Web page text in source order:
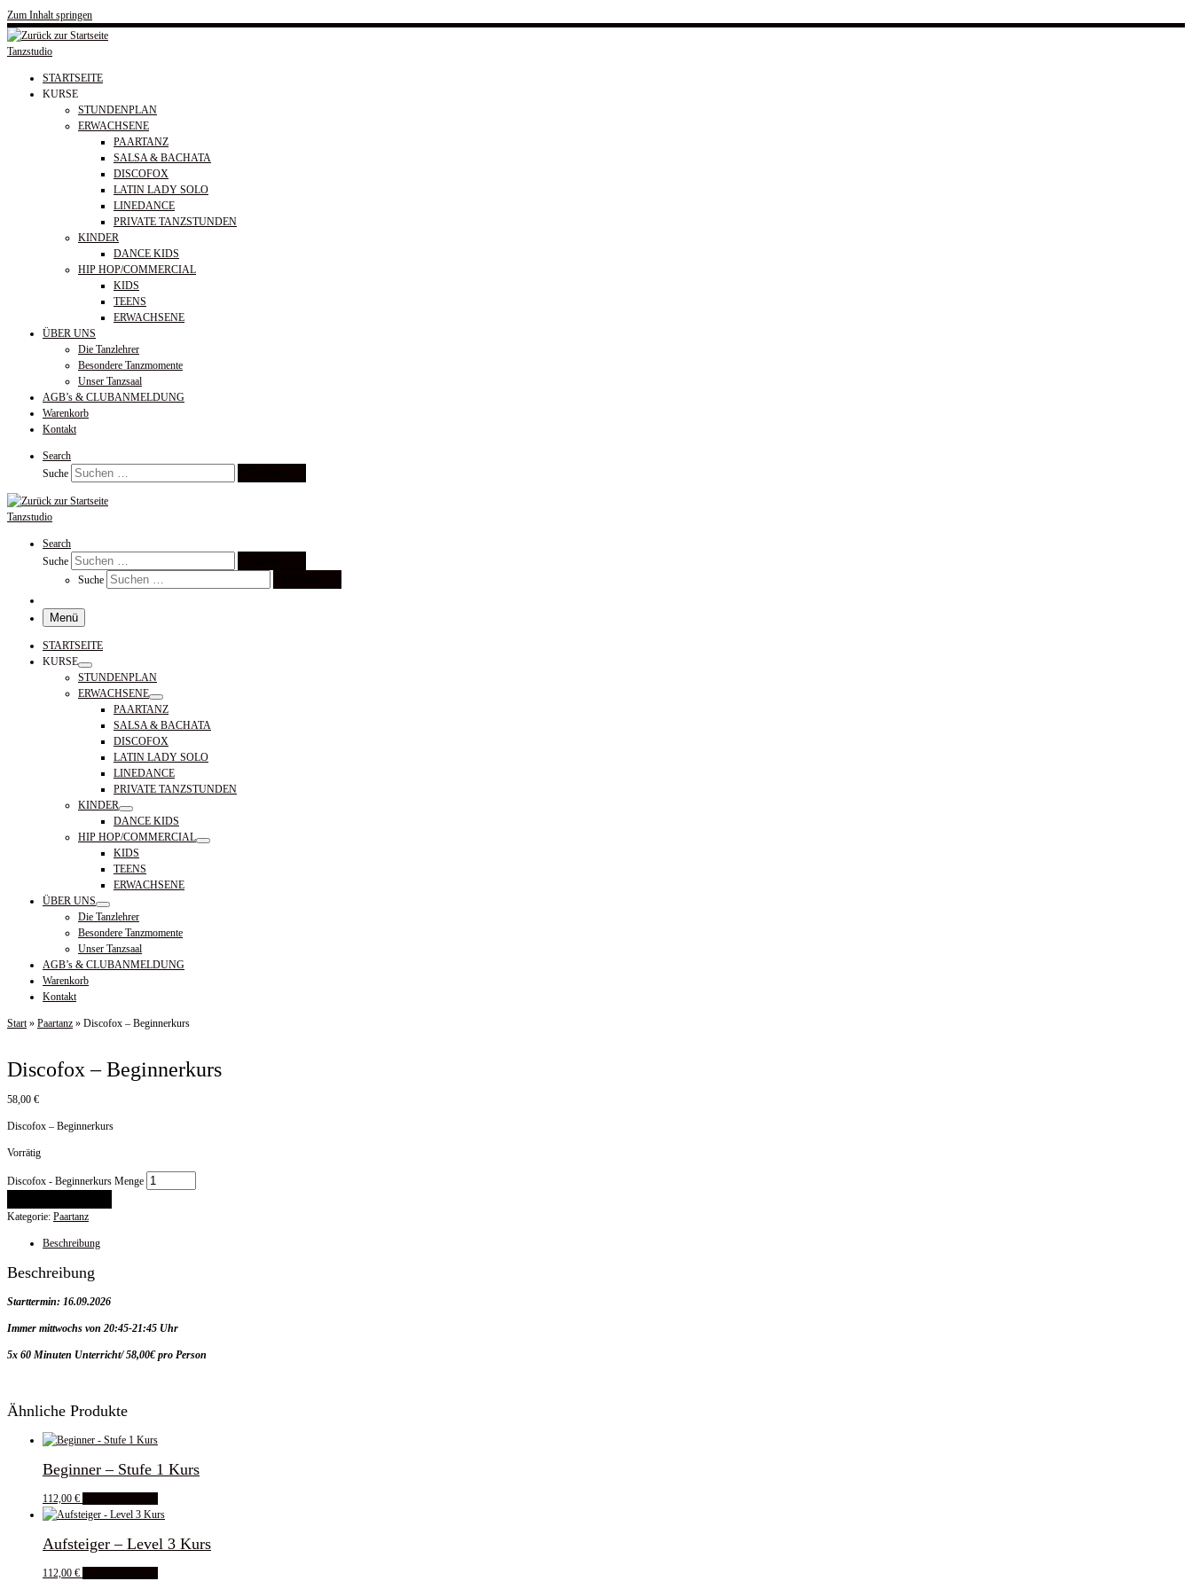
Zum Inhalt springen
Tanzstudio
STARTSEITE
KURSE
STUNDENPLAN
ERWACHSENE
PAARTANZ
SALSA & BACHATA
DISCOFOX
LATIN LADY SOLO
LINEDANCE
PRIVATE TANZSTUNDEN
KINDER
DANCE KIDS
HIP HOP/COMMERCIAL
KIDS
TEENS
ERWACHSENE
ÜBER UNS
Die Tanzlehrer
Besondere Tanzmomente
Unser Tanzsaal
AGB’s & CLUBANMELDUNG
Warenkorb
Kontakt
Search
Suche
Tanzstudio
Search
Suche
Suche
Menü
STARTSEITE
KURSE
STUNDENPLAN
ERWACHSENE
PAARTANZ
SALSA & BACHATA
DISCOFOX
LATIN LADY SOLO
LINEDANCE
PRIVATE TANZSTUNDEN
KINDER
DANCE KIDS
HIP HOP/COMMERCIAL
KIDS
TEENS
ERWACHSENE
ÜBER UNS
Die Tanzlehrer
Besondere Tanzmomente
Unser Tanzsaal
AGB’s & CLUBANMELDUNG
Warenkorb
Kontakt
Start » Paartanz » Discofox – Beginnerkurs
Discofox – Beginnerkurs
58,00 €
Discofox – Beginnerkurs
Vorrätig
Discofox - Beginnerkurs Menge
Kategorie: Paartanz
Beschreibung
Beschreibung
Starttermin: 16.09.2026
Immer mittwochs von 20:45-21:45 Uhr
5x 60 Minuten Unterricht/ 58,00€ pro Person
Ähnliche Produkte
Beginner – Stufe 1 Kurs
112,00 €
Aufsteiger – Level 3 Kurs
112,00 €